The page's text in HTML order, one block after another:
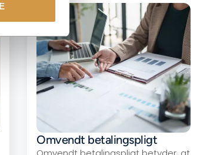
Omvendt betalingspligt